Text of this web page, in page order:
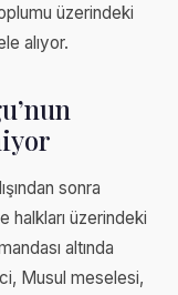
üzerindeki
alıyor.
sonra
halkları üzerindeki
altında
Musul meselesi,